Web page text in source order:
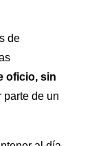
de
oficio, sin
de un